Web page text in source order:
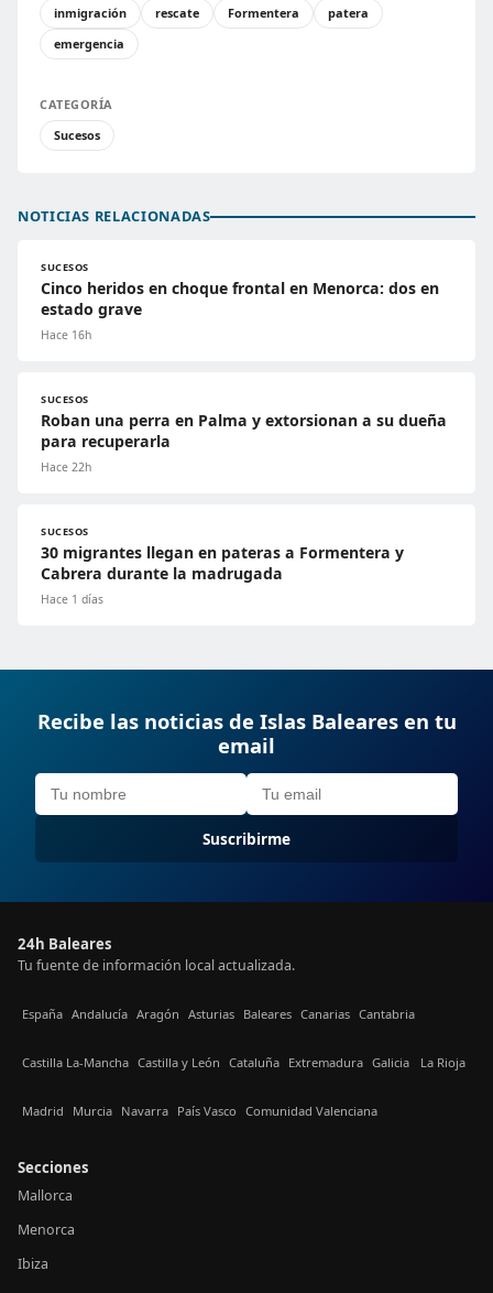
inmigración
rescate Formentera
patera
emergencia
CATEGORÍA
Sucesos
NOTICIAS RELACIONADAS
SUCESOS
Cinco heridos en choque frontal en Menorca: dos en
estado grave
Hace 16h
SUCESOS
Roban una perra en Palma y extorsionan a su dueña
para recuperarla
Hace 22h
SUCESOS
30 migrantes llegan en pateras a Formentera y
Cabrera durante la madrugada
Hace 1 días
Recibe las noticias de Islas Baleares en tu
email
Suscribirme
24h Baleares
Tu fuente de información local actualizada.
España Andalucía Aragón Asturias Baleares Canarias Cantabria
Castilla La-Mancha Castilla y León Cataluña Extremadura Galicia La Rioja
Madrid Murcia Navarra País Vasco Comunidad Valenciana
Secciones
Mallorca
Menorca
Ibiza